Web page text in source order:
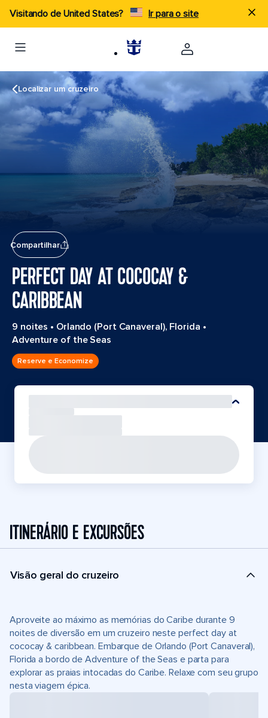
Visitando de United States? Ir para o site
Localizar um cruzeiro
Compartilhar
PERFECT DAY AT COCOCAY &
CARIBBEAN
9 noites • Orlando (Port Canaveral), Florida •
Adventure of the Seas
Reserve e Economize
ITINERÁRIO E EXCURSÕES
Visão geral do cruzeiro
Aproveite ao máximo as memórias do Caribe durante 9
noites de diversão em um cruzeiro neste perfect day at
cococay & caribbean. Embarque de Orlando (Port Canaveral),
Florida a bordo de Adventure of the Seas e parta para
explorar as praias intocadas do Caribe. Relaxe com seu grupo
nesta viagem épica.